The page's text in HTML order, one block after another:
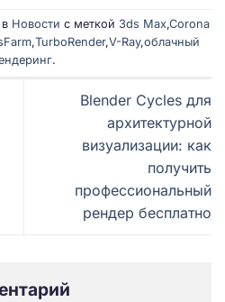
Новости с меткой 3ds Max,Corona
,TurboRender,V-Ray,облачный
.
Blender Cycles для
архитектурной
визуализации: как
получить
профессиональный
рендер бесплатно